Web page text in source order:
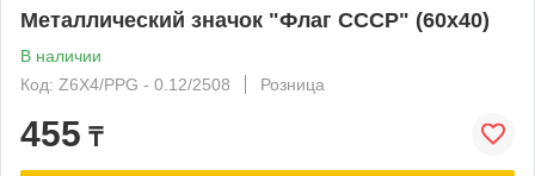
Металлический значок "Флаг СССР" (60x40)
В наличии
Код: Z6X4/PPG - 0.12/2508
Розница
455 ₸